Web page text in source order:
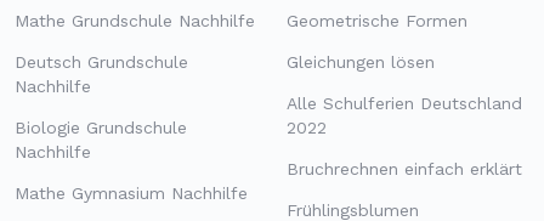
Mathe Grundschule Nachhilfe
Deutsch Grundschule
Nachhilfe
Biologie Grundschule
Nachhilfe
Mathe Gymnasium Nachhilfe
Geometrische Formen
Gleichungen lösen
Alle Schulferien Deutschland
2022
Bruchrechnen einfach erklärt
Frühlingsblumen